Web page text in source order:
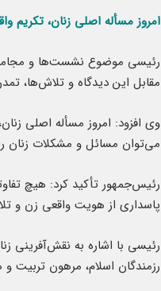
امروز مسأله اصلی زنان،
رئیسی موضوع نشست‌ها و مجامع
مقابل این دیدگاه و تلاش‌ها،
وی افزود: امروز مسأله اصلی
می‌توان مسائل و مشکلات زنان
رئیس‌جمهور تأکید کرد: هیچ
پاسداری از هویت واقعی زن و
رئیسی با اشاره به نقش‌آفرینی
رزمندگان اسلام، مرهون تربیت